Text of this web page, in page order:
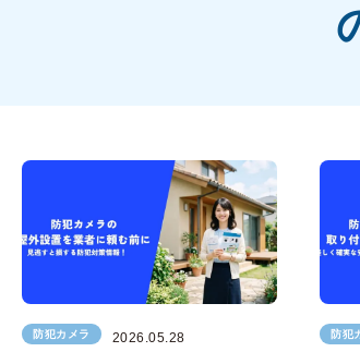
防犯カメラ 2026.05.28 防犯